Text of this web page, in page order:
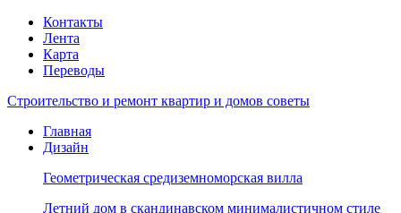
Контакты
Лента
Карта
Переводы
Строительство и ремонт квартир и домов советы
Главная
Дизайн
Геометрическая средиземноморская вилла
Летний дом в скандинавском минималистичном стиле